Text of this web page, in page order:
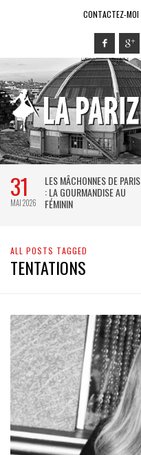
CONTACTEZ-MOI
31
MAI 2026
LES MÂCHONNES DE PARIS
: LA GOURMANDISE AU
FÉMININ
ALL POSTS TAGGED
TENTATIONS